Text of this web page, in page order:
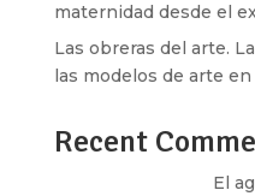
maternidad desde el
Las obreras del arte.
las modelos de arte
Recent
El